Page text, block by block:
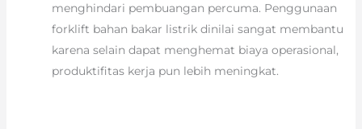
menghindari pembuangan percuma. Penggunaan
forklift bahan bakar listrik dinilai sangat membantu
karena selain dapat menghemat biaya operasional,
produktifitas kerja pun lebih meningkat.